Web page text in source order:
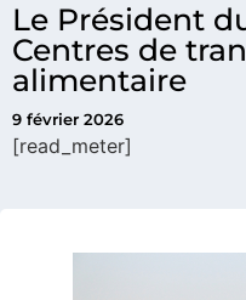
Le Président
Centres de
alimentaire
9 février 2026
[read_meter]